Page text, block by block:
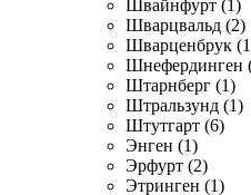
Швайнфурт (1)
Шварцвальд (2)
Шварценбрук
Шнефердинген
Штарнберг (1)
Штральзунд (1)
Штутгарт (6)
Энген (1)
Эрфурт (2)
Этринген (1)